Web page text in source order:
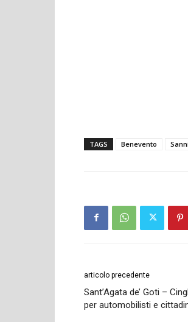
TAGS Benevento
articolo precedente
Sant’Agata de’ Goti –
per automobilisti e